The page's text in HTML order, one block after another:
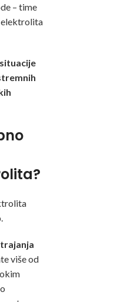
– time
elektrolita
više od